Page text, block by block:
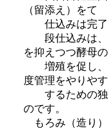
（留添え）をて
仕込みは完了
段仕込みは、
を抑えつつ酵母の
増殖を促し、
度管理をやりやす
するための独
のです。
もろみ（造り）